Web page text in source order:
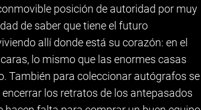
posición de autoridad por muy
de saber que tiene el futuro
allí donde está su corazón: en el
lo mismo que las enormes casas
También para coleccionar autógrafos se
los retratos de los antepasados